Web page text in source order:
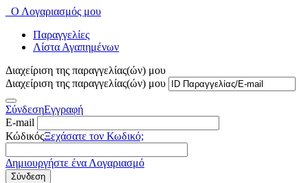
Ο Λογαριασμός μου
Παραγγελίες
Λίστα Αγαπημένων
Διαχείριση της παραγγελίας(ών) μου
Διαχείριση της παραγγελίας(ών) μου
ΣύνδεσηΕγγραφή
E-mail
ΚώδικόςΞεχάσατε τον Κωδικό;
Δημιουργήστε ένα Λογαριασμό
Σύνδεση